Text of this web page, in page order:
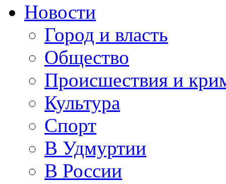
Новости
Город и власть
Общество
Происшествия и
Культура
Спорт
В Удмуртии
В России